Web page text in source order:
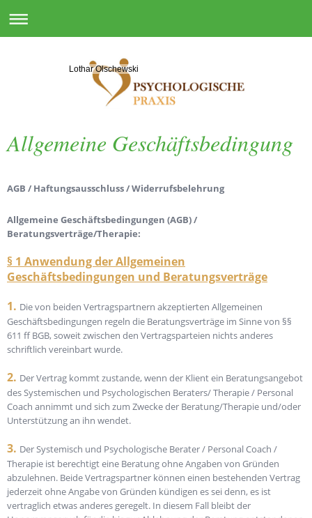
Lothar Olschewski
Allgemeine Geschäftsbedingung
AGB / Haftungsausschluss / Widerrufsbelehrung
Allgemeine Geschäftsbedingungen (AGB) /
Beratungsverträge/Therapie:
§ 1 Anwendung der Allgemeinen
Geschäftsbedingungen und Beratungsverträge
1. Die von beiden Vertragspartnern akzeptierten Allgemeinen
Geschäftsbedingungen regeln die Beratungsverträge im Sinne von §§
611 ff BGB, soweit zwischen den Vertragsparteien nichts anderes
schriftlich vereinbart wurde.
2. Der Vertrag kommt zustande, wenn der Klient ein Beratungsangebot
des Systemischen und Psychologischen Beraters/ Therapie / Personal
Coach annimmt und sich zum Zwecke der Beratung/Therapie und/oder
Unterstützung an ihn wendet.
3. Der Systemisch und Psychologische Berater / Personal Coach /
Therapie ist berechtigt eine Beratung ohne Angaben von Gründen
abzulehnen. Beide Vertragspartner können einen bestehenden Vertrag
jederzeit ohne Angabe von Gründen kündigen es sei denn, es ist
vertraglich etwas anderes geregelt. In diesem Fall bleibt der